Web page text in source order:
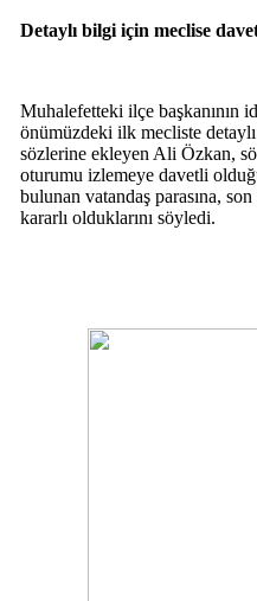
Detaylı bilgi için meclise
Muhalefetteki ilçe başkanının
önümüzdeki ilk mecliste
sözlerine ekleyen Ali Özkan,
oturumu izlemeye davetli
bulunan vatandaş parasına,
kararlı olduklarını söyledi.